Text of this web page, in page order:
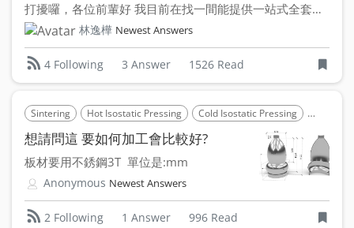
打擾囉，各位前輩好 我目前在找一間能提供一站式全套服務的...
林逸樺 Newest Answers
4 Following 3 Answer 1526 Read
Sintering Hot Isostatic Pressing Cold Isostatic Pressing
想請問這 要如何加工會比較好?
板材要用不銹鋼3T 單位是:mm
Anonymous Newest Answers
2 Following 1 Answer 996 Read